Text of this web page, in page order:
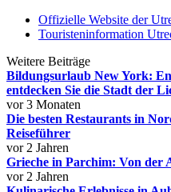
Offizielle Website der
Touristeninformation
Weitere Beiträge
Bildungsurlaub New York:
entdecken Sie die Stadt der
vor 3 Monaten
Die besten Restaurants in
Reiseführer
vor 2 Jahren
Grieche in Parchim: Von der
vor 2 Jahren